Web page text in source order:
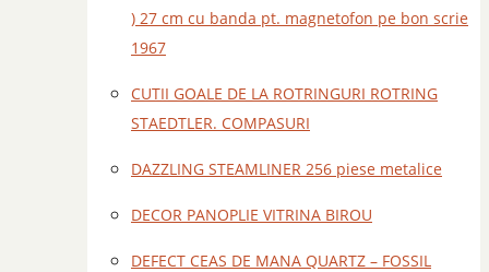
) 27 cm cu banda pt. magnetofon pe bon scrie
1967
CUTII GOALE DE LA ROTRINGURI ROTRING
STAEDTLER. COMPASURI
DAZZLING STEAMLINER 256 piese metalice
DECOR PANOPLIE VITRINA BIROU
DEFECT CEAS DE MANA QUARTZ – FOSSIL